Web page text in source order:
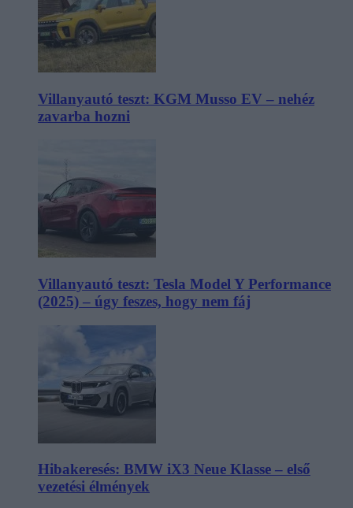
Villanyautó teszt: KGM Musso EV – nehéz
zavarba hozni
Villanyautó teszt: Tesla Model Y Performance
(2025) – úgy feszes, hogy nem fáj
Hibakeresés: BMW iX3 Neue Klasse – első
vezetési élmények